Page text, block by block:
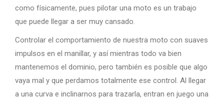
como físicamente, pues pilotar una moto es un trabajo
que puede llegar a ser muy cansado.
Controlar el comportamiento de nuestra moto con suaves
impulsos en el manillar, y así mientras todo va bien
mantenemos el dominio, pero también es posible que algo
vaya mal y que perdamos totalmente ese control. Al llegar
a una curva e inclinarnos para trazarla, entran en juego una